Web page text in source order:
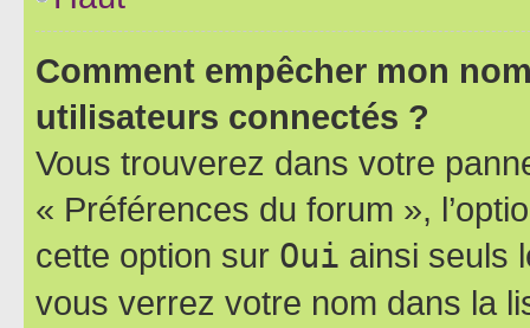
Comment empêcher mon
utilisateurs connectés ?
Vous trouverez dans votre
« Préférences du forum »,
cette option sur Oui ainsi seuls
vous verrez votre nom dans la